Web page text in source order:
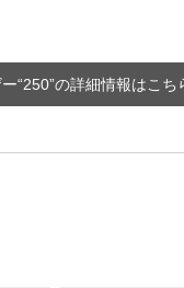
“250”の詳細情報はこち